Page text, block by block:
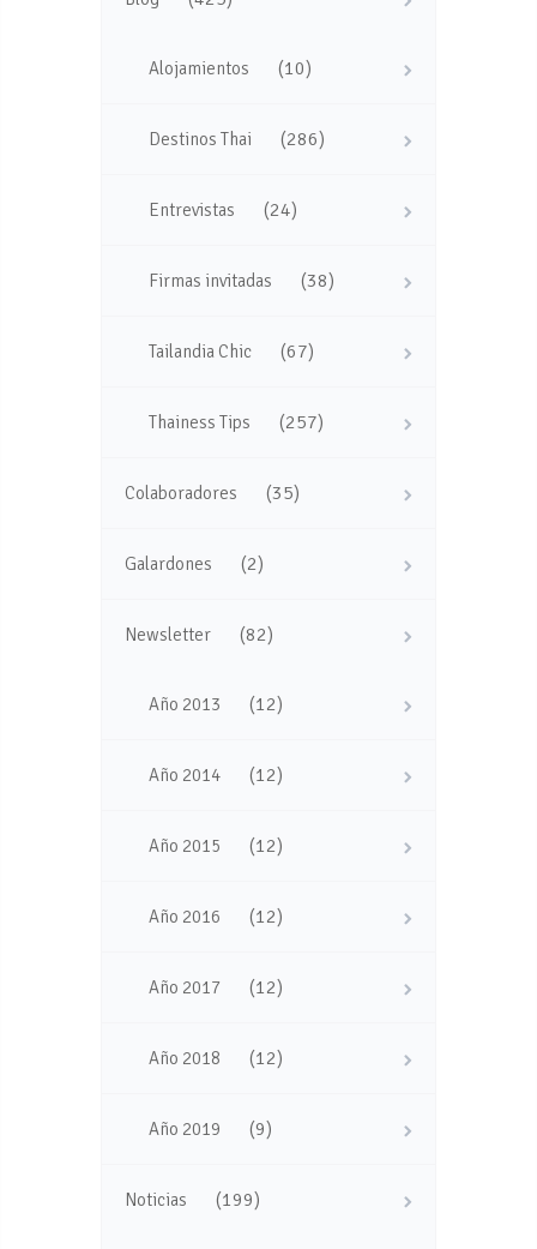
Alojamientos (10)
Destinos Thai (286)
Entrevistas (24)
Firmas invitadas (38)
Tailandia Chic (67)
Thainess Tips (257)
Colaboradores (35)
Galardones (2)
Newsletter (82)
Año 2013 (12)
Año 2014 (12)
Año 2015 (12)
Año 2016 (12)
Año 2017 (12)
Año 2018 (12)
Año 2019 (9)
Noticias (199)